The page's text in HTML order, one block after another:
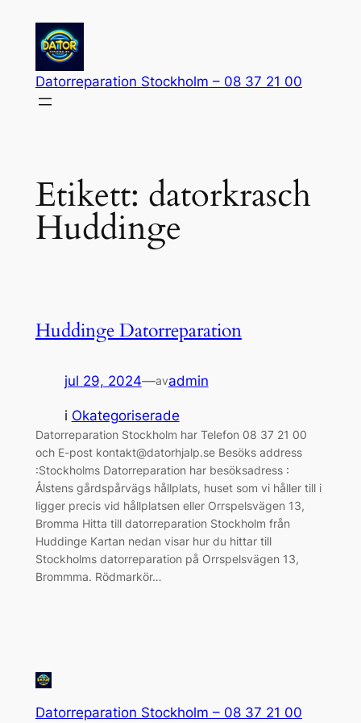
innehåll
Datorreparation Stockholm – 08 37 21 00
Etikett: datorkrasch
Huddinge
Huddinge Datorreparation
jul 29, 2024—avadmin
i Okategoriserade
Datorreparation Stockholm har Telefon 08 37 21 00
och E-post kontakt@datorhjalp.se Besöks address
:Stockholms Datorreparation har besöksadress :
Ålstens gårdspårvägs hållplats, huset som vi håller till i
ligger precis vid hållplatsen eller Orrspelsvägen 13,
Bromma Hitta till datorreparation Stockholm från
Huddinge Kartan nedan visar hur du hittar till
Stockholms datorreparation på Orrspelsvägen 13,
Brommma. Rödmarkör…
Datorreparation Stockholm – 08 37 21 00